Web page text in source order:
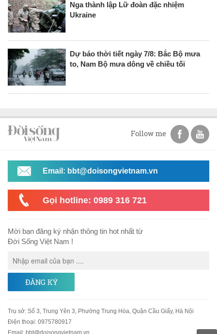
Nga thành lập Lữ đoàn đặc nhiệm
Ukraine
Dự báo thời tiết ngày 7/8: Bắc Bộ mưa
to, Nam Bộ mưa dông về chiều tối
Follow me
Email: bbt@doisongvietnam.vn
Gọi hotline: 0989 316 721
Mời bạn đăng ký nhận thông tin hot nhất từ
Đời Sống Việt Nam !
ĐĂNG KÝ
Trụ sở: Số 3, Trung Yên 3, Phường Trung Hòa, Quận Cầu Giấy, Hà Nội
Điện thoại: 0975780917
Email: bbt@doisongvietnam.vn